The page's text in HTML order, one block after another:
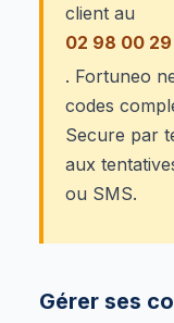
client au
02 98 00
. Fortuneo
codes
Secure par
aux
ou SMS.
Gérer ses